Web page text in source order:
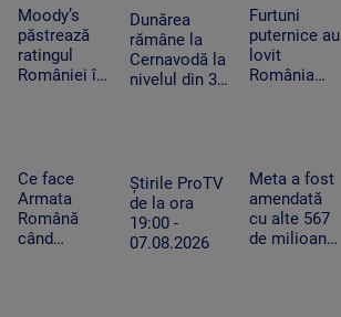
Well. „100
din 10”
pentru
artistul
„Oamenii au
încercat să
se ascundă”
Moody’s
păstrează
ratingul
României în
perspectiva
negativă
Dunărea
rămâne la
Cernavodă la
nivelul din 3
centimetri în
ultimele 3
zile la Paks
Furtuni
puternice au
lovit
România
de ploi
torenţiale
Ce face
Armata
Română
când
Știrile ProTV
de la ora
19:00 -
07.08.2026
Meta a fost
amendată
cu alte 567
de milioane